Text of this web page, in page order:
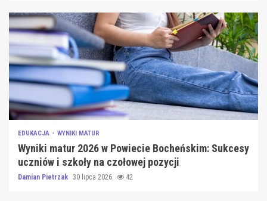
EDUKACJA WYNIKI MATUR
Wyniki matur 2026 w Powiecie Bocheńskim: Sukcesy
uczniów i szkoły na czołowej pozycji
Damian Pietrzak 30 lipca 2026 42